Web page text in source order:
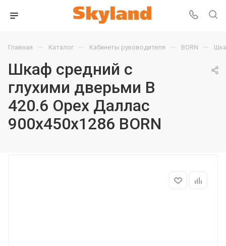
Главная — Каталог — Кабинеты руководителя — BORN —
Шкаф средний с
глухими дверьми B
420.6 Орех Даллас
900х450х1286 BORN